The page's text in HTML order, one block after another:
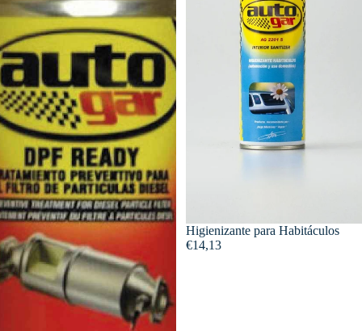
Higienizante para Habitáculos
€14,13